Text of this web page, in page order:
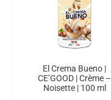
El Crema Bueno |
CE’GOOD | Crème –
Noisette | 100 ml